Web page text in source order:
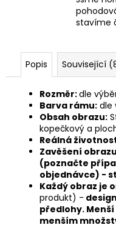
stavíme
Popis Související
Rozměr:dle
Barva rámu: dle
Obsah obrazu:
kopečkový a
Reálná
Zavěšení
(poznačte
objednávce) -
Každý obraz je
produkt) -
předlohy.
menším